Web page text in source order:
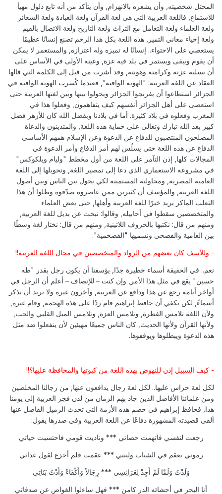
المحتل شخصيته, وأن يشعره بالانهزام, وأن يتأكد من أنه تابع ذلول مهيأ
للاستماع, فاللغة العربية التي هي لغة القرآن ولغة العبادة ولغة الشعائر
ولغة العلماء ولغة التعامل مع التراث ولغة التاريخ ولغة الاتصال بالقيم
ولغة إحياء معاني التميز, هذه اللغة بكل هذا الزخم تصنع إنسانًا عظيمًا
يستعصي على الاحتواء.. إنسانًا له تميزه وله اعتزازه, والمستعمر لا يمكن
أن يقوم ويبقى ويستمر في بلد فيه عزة, وعينه الأولى في الأساس على
أن يسلبه عزته وكرامته وهويته, وقد أشرت من قبل إلى الكلمة التي قالها
العقاد عن اللغة العربية: "الهوية الواقية", فعندما كُسرت الهوية الواقية في
الجزائر استطاعوا أن يفرنجوا الجزائر ويحولوا بينها وبين لغتها العربية حتى
استعصى على أهل الجزائر أنفسهم كيف يتفاهمون, وفعلوا هذا في
المغرب وفعلوه في بلاد كثيرة. أما في بلادنا وبفضل الله كان للأزهر فضل
كبير بعد الله تبارك وتعالى على حماية هذه اللغة, والمتدينون والدعاة
المصلحون المنتصبون للدفاع عن الدعوة وعن الإسلام همهم الأساسي
الدفاع عن هذه اللغة حتى يسلُس لهم أمر الدفاع وأمر الدعوة في
المجالات كلها, إذن التآمر على اللغة من أول مخطط "وليام ويلكوكس"
في مشروعه الاستعماري الذي دعا إلى تمصير اللغة, وتحويلها إلى اللغة
العامية المصرية, ومحاولته المستميتة لكي يحول بين الناس وبين أصول
اللغة العربية, والمؤسف أن كثيرين ممن عاصروه صدّقوه وظلوا أن هذا
الثعلب الماكر يريد خيرًا للغة العربية وأهلها, حتى بعض العلماء
والمتخصصين سقطوا في أحابيله, وقالوا: نبحث عن بديل للغة العربية,
ومنهم من قال: نكتبها بالحروف اللاتينية, ومنهم من قال: نختار لغة وسطًا
بين العامية والفصحى ونسميها "الفصحمية".
- وللأسف كان بعضهم من الرواد والمتخصصين في مجال اللغة العربية!!
نعم.. في الحقيقة أسماء خطيرة جدًا, يؤسفنا أن يكون رجل بقدر "طه
حسين" يقع في مثل هذا الأمر, وإن كنت – للإنصاف – أعلم أن الرجل في
أواخر أيامه رجع عن هذا ودافع عن العربية, وآخرون غيره ولا نريد أن نذكر
أسماءً, لكن يكفي أن حافظ إبراهيم قام ردًا على هذه الهجمة, وقام غيره,
ولأن اللغة تلامس الفطرة, وتلامس العزة, وتلامس الميل القلبي والحب,
ولأنها القرآن ولأنها الحديث, كان الناس جميعًا مهيئين لأن ينفعلوا ضد مثل
هذه الدعوة ويبطلوها ويوقفوها.
- كيف السبيل إذن للنهوض بهذه اللغة من كبوتها والمحافظة عليها؟!!
لكل لغة حراس عليها.. لكل لغة رجال يدافعون عنها, من رجالنا المخلصين
ومن علمائنا الأفاضل الذين جاد بهم الزمان من لدن فجر العربية إلى يومنا
هذا, فحافظ إبراهيم في خضم هذه الأزمة التي تحدث الزميل الفاضل عنها
ألقى قصيدته المشهورة دفاعًا عن اللغة العربية وفي صدرها يقول:
رجعت لنفسي فاتهمت حصاتي *** وناديت قومي فاحتسبت حياتي
رموني بعقم في الشباب وليتني *** عقمت فلم أجزع لقول عداتي
وَلَدْتُ وَلَمَّا لَمْ أَجِدْ لِعَرَائِسِي *** رِجَالاً وَأَكْفَاءً وَأَدْتُ بَنَاتِي
أنا البحر في أحشائه الدر كامن *** فهل ساءلوا الغواص عن صدفاتي